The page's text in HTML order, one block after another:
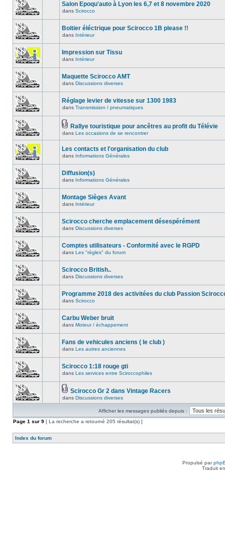
Salon Epoqu'auto à Lyon les 6,7 et 8 novembre 2020
dans Scirocco
Boitier éléctrique pour Scirocco 1B please !!
dans Intérieur
Impression sur Tissu
dans Intérieur
Maquette Scirocco AMT
dans Discussions diverses
Réglage levier de vitesse sur 1300 1983
dans Transmission / pneumatiques
Rallye touristique pour ancêtres au profit du Télévie
dans Les occasions de se rencontrer
Les contacts et l'organisation du club
dans Informations Générales
Diffusion(s)
dans Informations Générales
Montage Sièges Avant
dans Intérieur
Scirocco cherche emplacement désespérément
dans Discussions diverses
Comptes utilisateurs - Conformité avec le RGPD
dans Les "règles" du forum
Scirocco British..
dans Discussions diverses
Programme 2018 des activitées du club Passion
dans Scirocco
Carbu Weber bruit
dans Moteur / échappement
Fans de vehicules anciens ( le club )
dans Les autres anciennes
Scirocco 1:18 rouge gti
dans Les services entre Sciroccophiles
Scirocco Gr 2 dans Vintage Racers
dans Discussions diverses
Afficher les messages publiés depuis :
Page 1 sur 9 [ La recherche a retourné 205 résultat(s) ]
Index du forum
Propulsé par
Traduit